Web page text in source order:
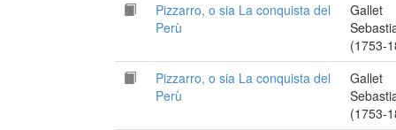
Pizzarro, o sia La conquista del
Perù
Gallet
(1753-
Pizzarro, o sia La conquista del
Perù
Gallet
(1753-